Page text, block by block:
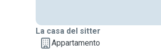
La casa del sitter
Appartamento